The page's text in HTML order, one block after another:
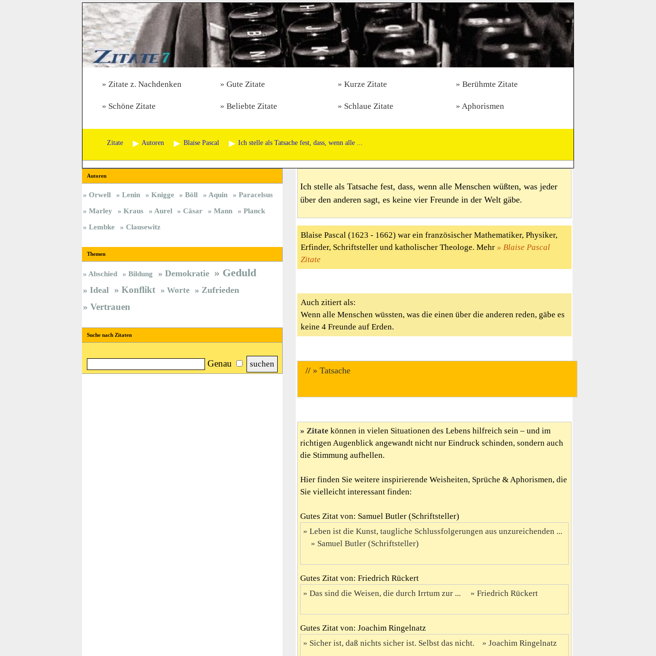
Zitate z. Nachdenken Gute Zitate Kurze Zitate Berühmte Zitate
Schöne Zitate Beliebte Zitate Schlaue Zitate Aphorismen
Zitate Autoren Blaise Pascal Ich stelle als Tatsache fest, dass, wenn alle ...
Ich stelle als Tatsache fest, dass, wenn alle Menschen wüßten, was jeder
über den anderen sagt, es keine vier Freunde in der Welt gäbe.
Blaise Pascal (1623 - 1662) war ein französischer Mathematiker, Physiker,
Erfinder, Schriftsteller und katholischer Theologe. Mehr
Blaise Pascal
Zitate
Auch zitiert als:
Wenn alle Menschen wüssten, was die einen über die anderen reden, gäbe es
keine 4 Freunde auf Erden.
// Tatsache
Zitate können in vielen Situationen des Lebens hilfreich sein – und im
richtigen Augenblick angewandt nicht nur Eindruck schinden, sondern auch
die Stimmung aufhellen.
Hier finden Sie weitere inspirierende Weisheiten, Sprüche & Aphorismen, die
Sie vielleicht interessant finden:
Gutes Zitat von: Samuel Butler (Schriftsteller)
Leben ist die Kunst, taugliche Schlussfolgerungen aus unzureichenden ...
Samuel Butler (Schriftsteller)
Gutes Zitat von: Friedrich Rückert
Das sind die Weisen, die durch Irrtum zur ...
Friedrich Rückert
Gutes Zitat von: Joachim Ringelnatz
Sicher ist, daß nichts sicher ist. Selbst das nicht.
Joachim Ringelnatz
Autoren
Orwell Lenin Knigge Böll Aquin
Paracelsus
Marley
Kraus Aurel Cäsar Mann
Planck
Lembke
Clausewitz
Themen
Abschied Bildung Demokratie Geduld
Ideal Konflikt Worte Zufrieden
Vertrauen
Suche nach Zitaten
Genau